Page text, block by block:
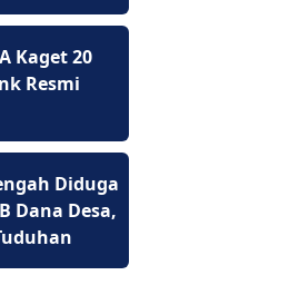
Kaget 20
Resmi
Diduga
Dana Desa,